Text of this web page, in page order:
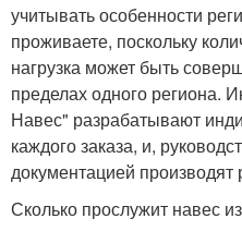
учитывать особенности
проживаете, поскольку
нагрузка может быть
пределах одного региона.
Навес" разрабатывают
каждого заказа, и,
документацией производят
Сколько прослужит навес